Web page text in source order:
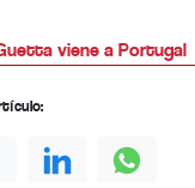
viene a Portugal